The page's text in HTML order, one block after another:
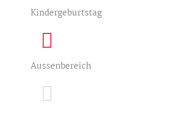
Kindergeburtstag
Aussenbereich